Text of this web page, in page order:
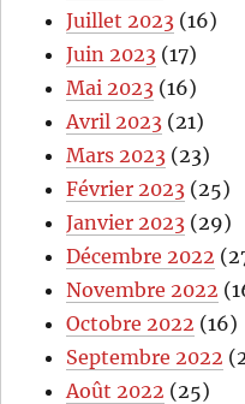
Juillet 2023 (16)
Juin 2023 (17)
Mai 2023 (16)
Avril 2023 (21)
Mars 2023 (23)
Février 2023 (25)
Janvier 2023 (29)
Décembre 2022
Novembre 2022
Octobre 2022 (16)
Septembre 2022
Août 2022 (25)